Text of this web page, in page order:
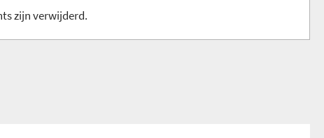
zijn verwijderd.